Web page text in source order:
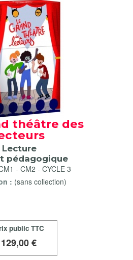
théâtre des
Lecture
pédagogique
- CM2 - CYCLE 3
: (sans collection)
public TTC
129,00 €